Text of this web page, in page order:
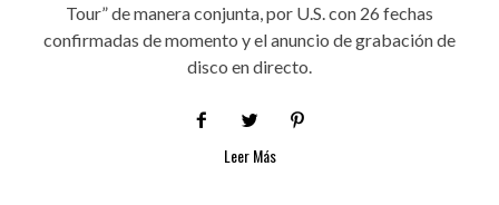
Tour” de manera conjunta, por U.S. con 26 fechas
confirmadas de momento y el anuncio de grabación de
disco en directo.
Leer Más